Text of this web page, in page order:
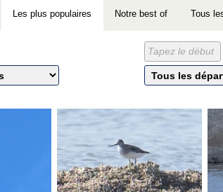
Les plus populaires Notre best of Tous